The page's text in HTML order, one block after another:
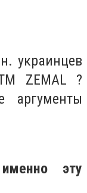
украинцев
ZEMAL ?
эту